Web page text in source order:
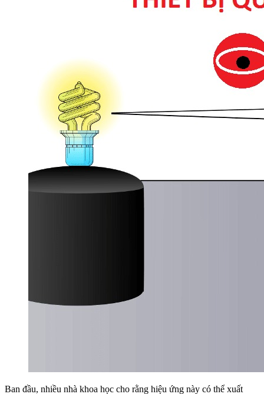
Ban đầu, nhiều nhà khoa học cho rằng hiệu ứng này có thể xuất